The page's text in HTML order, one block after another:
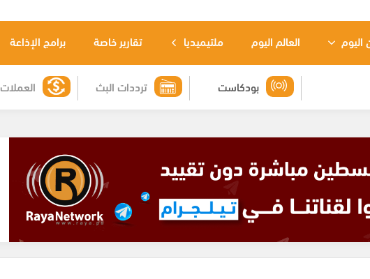
العالم اليوم ملتيميديا تقارير خاصة برامج الإذاعة
العملات ترددات البث بودكاست